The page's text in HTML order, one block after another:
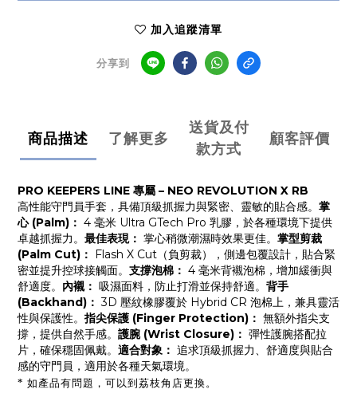
加入追蹤清單
分享到
商品描述 了解更多
送貨及付
款方式
顧客評價
PRO KEEPERS LINE 專屬 – NEO REVOLUTION X RB
高性能守門員手套，具備頂級抓握力與緊密、靈敏的貼合感。 掌
心 (Palm)： 4 毫米 Ultra GTech Pro 乳膠，於各種環境下提供
卓越抓握力。 最佳表現： 掌心稍微潮濕時效果更佳。 掌型剪裁
(Palm Cut)：
Flash X Cut（負剪裁），側邊包覆設計，貼合緊
密並提升控球接觸面。 支撐泡棉： 4 毫米背襯泡棉，增加緩衝與
舒適度。 內襯： 吸濕面料，防止打滑並保持舒適。 背手
(Backhand)： 3D 壓紋橡膠覆於 Hybrid CR 泡棉上，兼具靈活
性與保護性。 指尖保護 (Finger Protection)： 無額外指尖支
撐，提供自然手感。 護腕 (Wrist Closure)： 彈性護腕搭配拉
片，確保穩固佩戴。 適合對象： 追求頂級抓握力、舒適度與貼合
感的守門員，適用於各種天氣環境。
* 如產品有問題，可以到荔枝角店更換。